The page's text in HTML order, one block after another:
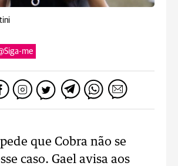
me
que Cobra não se
caso. Gael avisa aos